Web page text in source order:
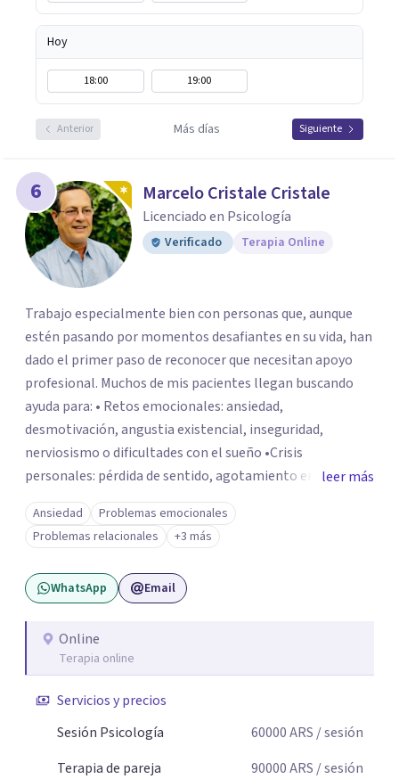
Hoy
18:00 19:00
Anterior Más días Siguiente
6 Marcelo Cristale Cristale
Licenciado en Psicología
Verificado Terapia Online
Trabajo especialmente bien con personas que, aunque
estén pasando por momentos desafiantes en su vida, han
dado el primer paso de reconocer que necesitan apoyo
profesional. Muchos de mis pacientes llegan buscando
ayuda para: • Retos emocionales: ansiedad,
desmotivación, angustia existencial, inseguridad,
nerviosismo o dificultades con el sueño •Crisis
personales: pérdida de sentido, agotamiento emocional
o dificultad para manejar transiciones vitales •Conflictos
relacionales: problemas de pareja, tensiones familiares,
desafíos laborales o dificultades en dinámicas sociales.
leer más
Ansiedad
Problemas emocionales
Problemas relacionales
+3 más
WhatsApp Email
Online
Terapia online
Servicios y precios
Sesión Psicología
60000ARS / sesión
Terapia de pareja
90000ARS / sesión